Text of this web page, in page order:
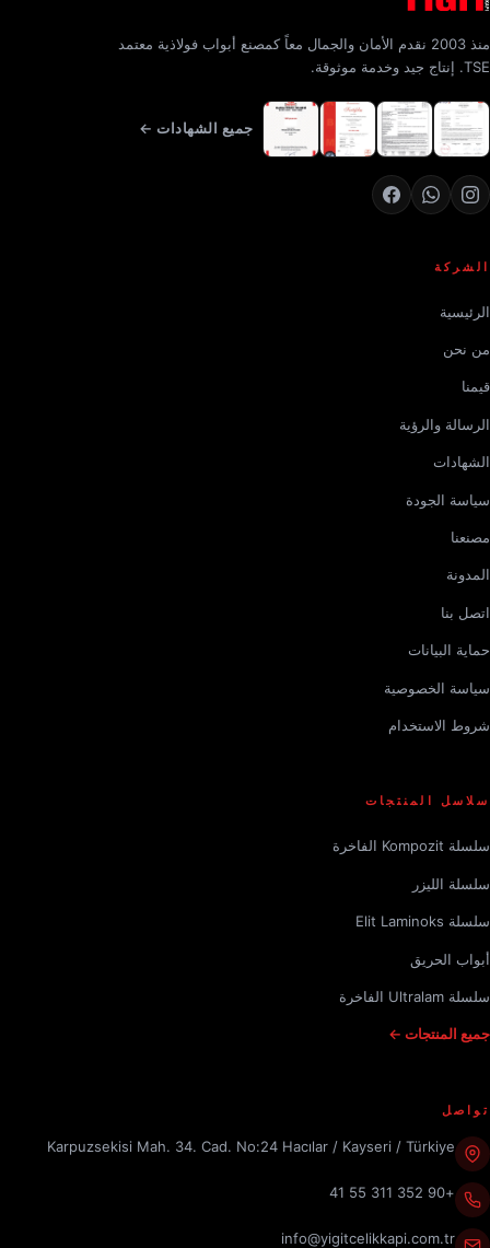
منذ 2003 نقدم الأمان والجمال معاً كمصنع أبواب فولاذية معتمد
TSE. إنتاج جيد وخدمة موثوقة.
جميع الشهادات ←
الشركة
الرئيسية
من نحن
قيمنا
الرسالة والرؤية
الشهادات
سياسة الجودة
مصنعنا
المدونة
اتصل بنا
حماية البيانات
سياسة الخصوصية
شروط الاستخدام
سلاسل المنتجات
سلسلة Kompozit الفاخرة
سلسلة الليزر
سلسلة Elit Laminoks
أبواب الحريق
سلسلة Ultralam الفاخرة
جميع المنتجات ←
تواصل
Karpuzsekisi Mah. 34. Cad. No:24 Hacılar / Kayseri / Türkiye
+90 352 311 55 41
info@yigitcelikkapi.com.tr